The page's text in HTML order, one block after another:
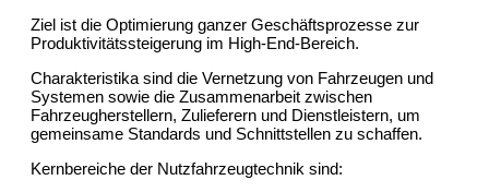
Ziel ist die Optimierung ganzer Geschäftsprozesse zur
Produktivitätssteigerung im High-End-Bereich.
Charakteristika sind die Vernetzung von Fahrzeugen und
Systemen sowie die Zusammenarbeit zwischen
Fahrzeugherstellern, Zulieferern und Dienstleistern, um
gemeinsame Standards und Schnittstellen zu schaffen.
Kernbereiche der Nutzfahrzeugtechnik sind: